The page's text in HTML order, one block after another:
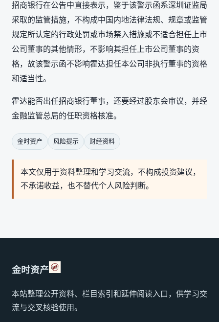
招商银行在公告中直接表示，鉴于该警示函系深圳证监局
采取的监管措施，不构成中国内地法律法规、规章或监管
规定所认定的行政处罚或市场禁入措施或不适合担任上市
公司董事的其他情形，不影响其担任上市公司董事的资
格，故该警示函不影响霍达担任本公司非执行董事的资格
和适当性。
霍达能否出任招商银行董事，还要经过股东会审议，并经
金融监管总局的任职资格核准。
金时资产 风险提示 财经资料
本文仅用于资料整理和学习交流，不构成投资建议，
不承诺收益，也不替代个人风险判断。
金时资产
本站整理公开资料、栏目索引和延伸阅读入口，供学习交
流与交叉核验使用。